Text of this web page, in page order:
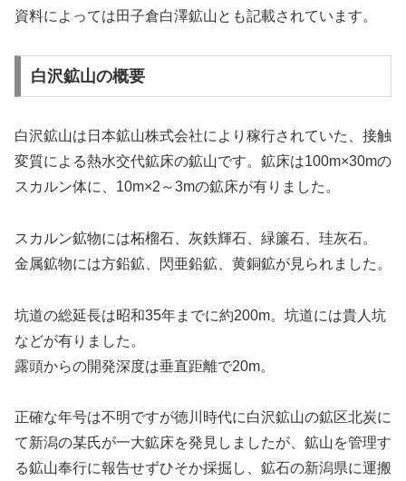
資料によっては田子倉白澤鉱山とも記載されています。
白沢鉱山の概要
白沢鉱山は日本鉱山株式会社により稼行されていた、接触
変質による熱水交代鉱床の鉱山です。鉱床は100m×30mの
スカルン体に、10m×2～3mの鉱床が有りました。
スカルン鉱物には柘榴石、灰鉄輝石、緑簾石、珪灰石。
金属鉱物には方鉛鉱、閃亜鉛鉱、黄銅鉱が見られました。
坑道の総延長は昭和35年までに約200m。坑道には貴人坑
などが有りました。
露頭からの開発深度は垂直距離で20m。
正確な年号は不明ですが徳川時代に白沢鉱山の鉱区北炭に
て新潟の某氏が一大鉱床を発見しましたが、鉱山を管理す
る鉱山奉行に報告せずひそか採掘し、鉱石の新潟県に運搬